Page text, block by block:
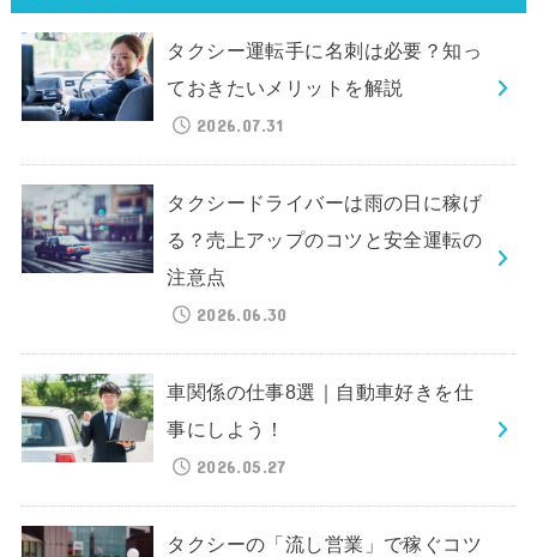
タクシー運転手に名刺は必要？知っ
ておきたいメリットを解説
2026.07.31
タクシードライバーは雨の日に稼げ
る？売上アップのコツと安全運転の
注意点
2026.06.30
車関係の仕事8選｜自動車好きを仕
事にしよう！
2026.05.27
タクシーの「流し営業」で稼ぐコツ